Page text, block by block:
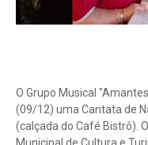
O Grupo Musical
(09/12) uma Cantata de
(calçada do Café Bistrô).